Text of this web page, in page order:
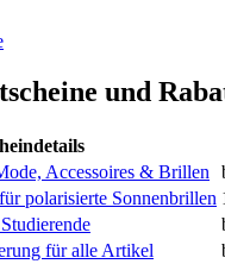
und
Accessoires & Brillen
polarisierte Sonnenbrillen
für alle Artikel